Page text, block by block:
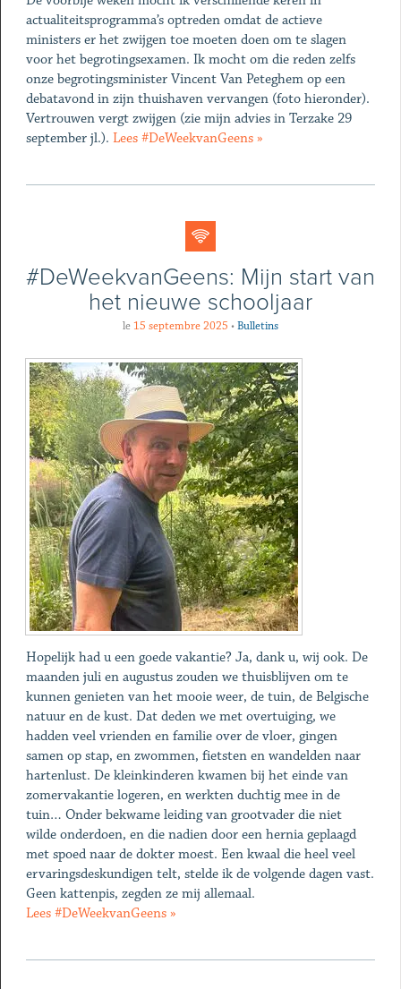
actualiteitsprogramma’s optreden omdat de actieve
ministers er het zwijgen toe moeten doen om te slagen
voor het begrotingsexamen. Ik mocht om die reden zelfs
onze begrotingsminister Vincent Van Peteghem op een
debatavond in zijn thuishaven vervangen (foto hieronder).
Vertrouwen vergt zwijgen (zie mijn advies in Terzake 29
september jl.). Lees #DeWeekvanGeens »
#DeWeekvanGeens: Mijn start van
het nieuwe schooljaar
le15 septembre 2025 •Bulletins
Hopelijk had u een goede vakantie? Ja, dank u, wij ook. De
maanden juli en augustus zouden we thuisblijven om te
kunnen genieten van het mooie weer, de tuin, de Belgische
natuur en de kust. Dat deden we met overtuiging, we
hadden veel vrienden en familie over de vloer, gingen
samen op stap, en zwommen, fietsten en wandelden naar
hartenlust. De kleinkinderen kwamen bij het einde van
zomervakantie logeren, en werkten duchtig mee in de
tuin… Onder bekwame leiding van grootvader die niet
wilde onderdoen, en die nadien door een hernia geplaagd
met spoed naar de dokter moest. Een kwaal die heel veel
ervaringsdeskundigen telt, stelde ik de volgende dagen vast.
Geen kattenpis, zegden ze mij allemaal.
Lees #DeWeekvanGeens »